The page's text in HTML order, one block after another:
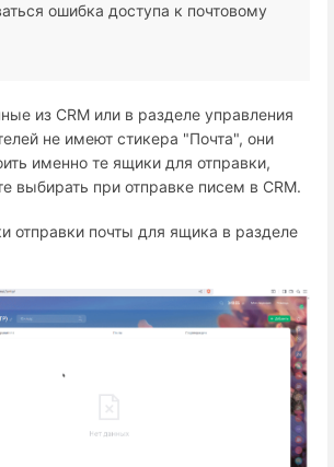
ошибка доступа к почтовому
из CRM или в разделе управления
не имеют стикера "Почта", они
именно те ящики для отправки,
выбирать при отправке писем в CRM.
отправки почты для ящика в разделе